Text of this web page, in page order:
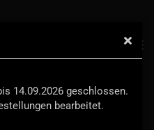
14.09.2026 geschlossen.
bearbeitet.
HT/SW (Set)